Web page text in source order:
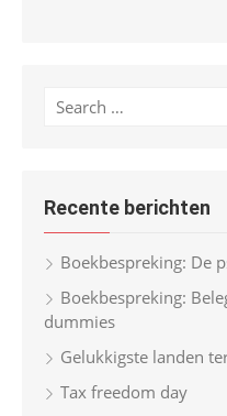
c
f
o
r
:
Recente berichten
Boekbespreking: De
Boekbespreking:
dummies
Gelukkigste landen
Tax freedom day